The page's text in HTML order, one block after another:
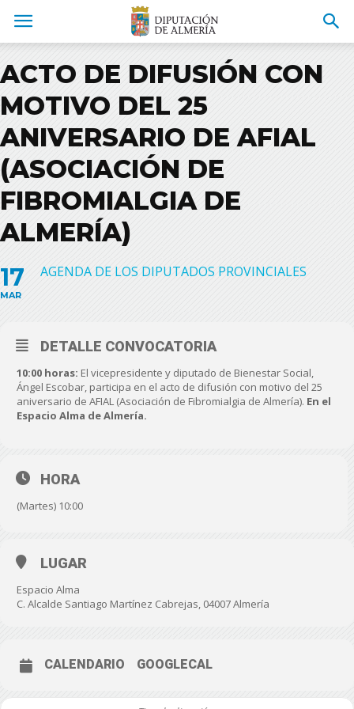
ACTO DE DIFUSIÓN CON
MOTIVO DEL 25
ANIVERSARIO DE AFIAL
(ASOCIACIÓN DE
FIBROMIALGIA DE
ALMERÍA)
17
MAR
AGENDA DE LOS DIPUTADOS PROVINCIALES
DETALLE CONVOCATORIA
10:00 horas: El vicepresidente y diputado de Bienestar Social,
Ángel Escobar, participa en el acto de difusión con motivo del 25
aniversario de AFIAL (Asociación de Fibromialgia de Almería). En el
Espacio Alma de Almería.
HORA
(Martes) 10:00
LUGAR
Espacio Alma
C. Alcalde Santiago Martínez Cabrejas, 04007 Almería
CALENDARIO GOOGLECAL